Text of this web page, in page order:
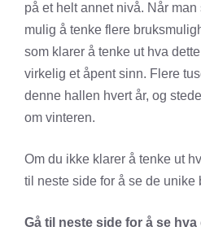
på et helt annet nivå. Når
mulig å tenke flere
som klarer å tenke ut hva
virkelig et åpent sinn. Flere
denne hallen hvert år, og
om vinteren.
Om du ikke klarer å tenke ut
til neste side for å se de unike
Gå til neste side for å se